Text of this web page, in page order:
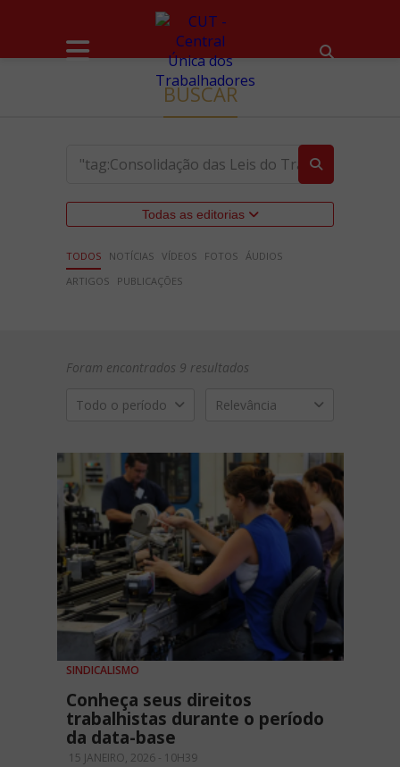
BUSCAR
Todas as editorias
TODOS NOTÍCIAS VÍDEOS FOTOS ÁUDIOS
ARTIGOS
PUBLICAÇÕES
Foram encontrados 9 resultados
Todo o período Relevância
SINDICALISMO
Conheça seus direitos
trabalhistas durante o período
da data-base
15 JANEIRO, 2026 - 10H39